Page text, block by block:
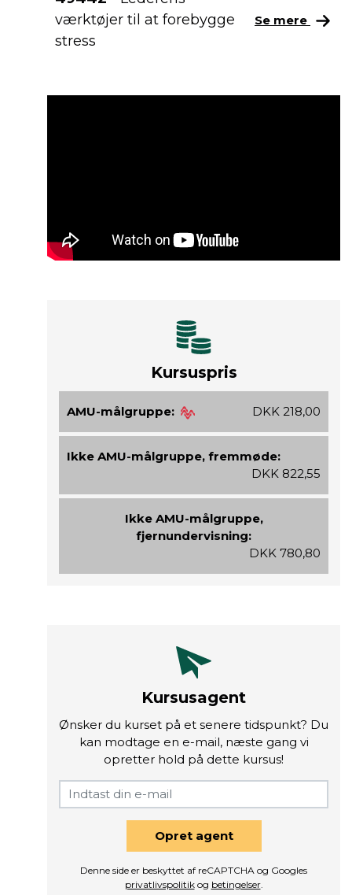
værktøjer til at forebygge
stress
Se mere
Kursuspris
AMU-målgruppe: DKK 218,00
Ikke AMU-målgruppe, fremmøde:
DKK 822,55
Ikke AMU-målgruppe,
fjernundervisning:
DKK 780,80
Kursusagent
Ønsker du kurset på et senere tidspunkt? Du
kan modtage en e-mail, næste gang vi
opretter hold på dette kursus!
Opret agent
Denne side er beskyttet af reCAPTCHA og Googles
privatlivspolitikog betingelser.